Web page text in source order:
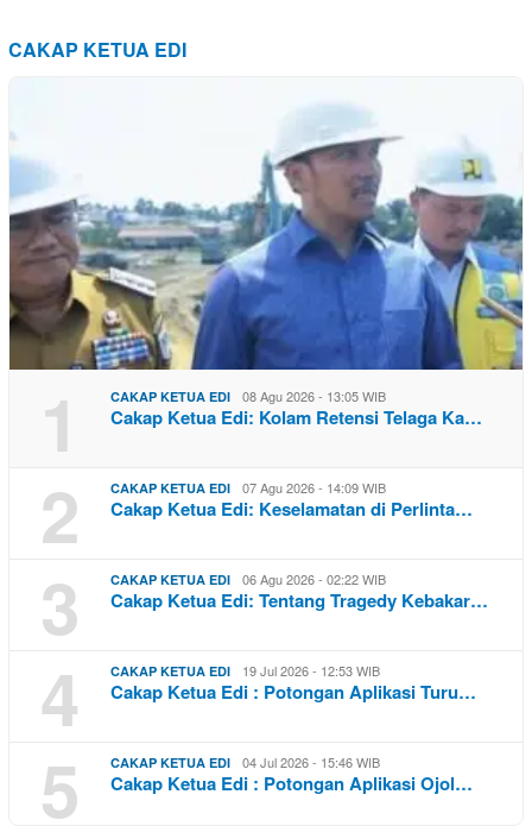
CAKAP KETUA EDI
1 CAKAP KETUA EDI 08 Agu 2026 - 13:05 WIB
Cakap Ketua Edi: Kolam Retensi Telaga Ka…
2 CAKAP KETUA EDI 07 Agu 2026 - 14:09 WIB
Cakap Ketua Edi: Keselamatan di Perlinta…
3 CAKAP KETUA EDI 06 Agu 2026 - 02:22 WIB
Cakap Ketua Edi: Tentang Tragedy Kebakar…
4 CAKAP KETUA EDI 19 Jul 2026 - 12:53 WIB
Cakap Ketua Edi : Potongan Aplikasi Turu…
5 CAKAP KETUA EDI 04 Jul 2026 - 15:46 WIB
Cakap Ketua Edi : Potongan Aplikasi Ojol…